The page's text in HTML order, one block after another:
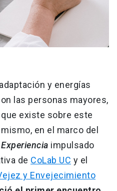
y energías
las personas mayores,
existe sobre este
en el marco del
impulsado
de CoLab UC y el
y Envejecimiento